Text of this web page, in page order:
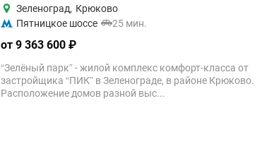
Зеленоград, Крюково
Пятницкое шоссе
25 мин.
от 9 363 600 ₽
“Зелёный парк” - жилой комплекс комфорт-класса от
застройщика “ПИК” в Зеленограде, в районе Крюково.
Расположение домов разной выс...